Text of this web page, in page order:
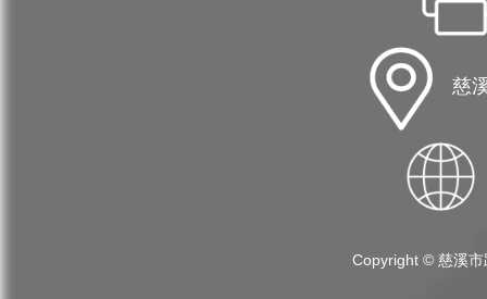
慈
Copyright © 慈溪